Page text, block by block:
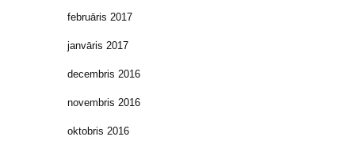
februāris 2017
janvāris 2017
decembris 2016
novembris 2016
oktobris 2016